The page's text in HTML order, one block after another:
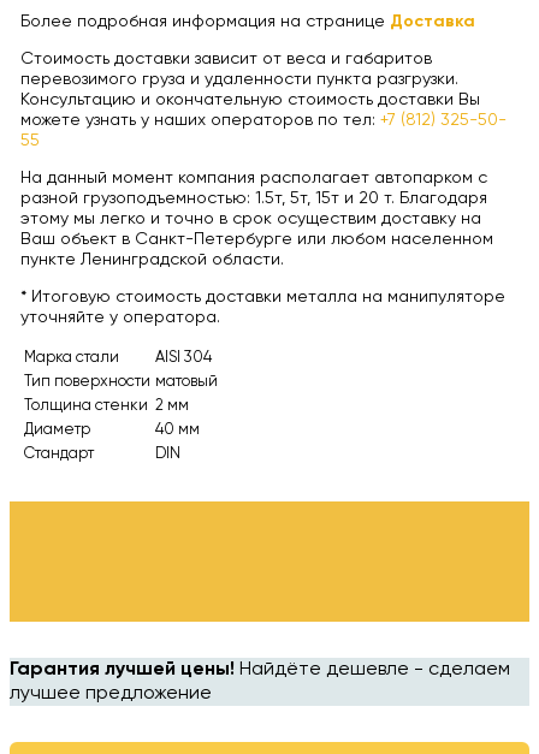
Более подробная информация на странице Доставка
Стоимость доставки зависит от веса и габаритов
перевозимого груза и удаленности пункта разгрузки.
Консультацию и окончательную стоимость доставки Вы
можете узнать у наших операторов по тел: +7 (812) 325-50-
55
На данный момент компания располагает автопарком с
разной грузоподъемностью: 1.5т, 5т, 15т и 20 т. Благодаря
этому мы легко и точно в срок осуществим доставку на
Ваш объект в Санкт-Петербурге или любом населенном
пункте Ленинградской области.
* Итоговую стоимость доставки металла на манипуляторе
уточняйте у оператора.
Марка стали
AISI 304
Тип поверхности матовый
Толщина стенки 2 мм
Диаметр
40 мм
Стандарт
DIN
Гарантия лучшей цены! Найдёте дешевле - сделаем
лучшее предложение